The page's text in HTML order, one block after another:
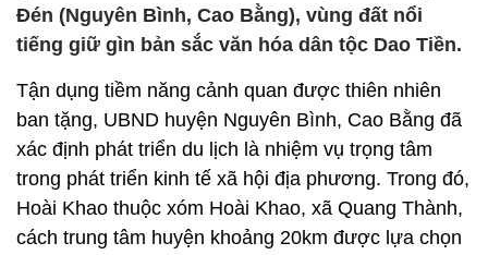
Đén (Nguyên Bình, Cao Bằng), vùng đất nổi
tiếng giữ gìn bản sắc văn hóa dân tộc Dao Tiền.
Tận dụng tiềm năng cảnh quan được thiên nhiên
ban tặng, UBND huyện Nguyên Bình, Cao Bằng đã
xác định phát triển du lịch là nhiệm vụ trọng tâm
trong phát triển kinh tế xã hội địa phương. Trong đó,
Hoài Khao thuộc xóm Hoài Khao, xã Quang Thành,
cách trung tâm huyện khoảng 20km được lựa chọn